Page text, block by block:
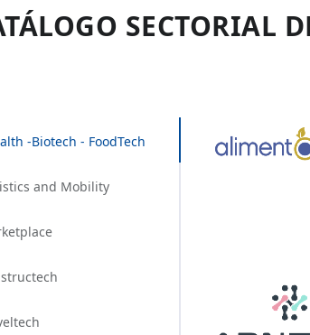
SECTORIAL
-Biotech - FoodTech
and Mobility